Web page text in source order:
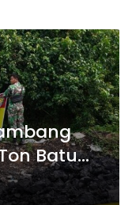
Batu